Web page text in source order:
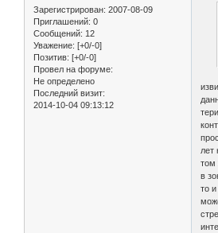
Зарегистрирован: 2007-08-09
Приглашений: 0
Сообщений: 12
Уважение: [+0/-0]
Позитив: [+0/-0]
Провел на форуме:
Не определено
Последний визит:
2014-10-04 09:13:12
лет
том
в
то